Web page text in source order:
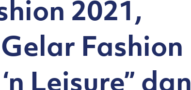
2021,
Fashion
Leisure” dan